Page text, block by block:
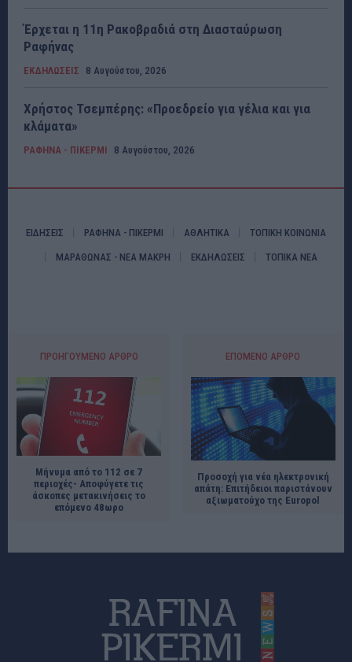
Έρχεται η 11η Ρακοβραδιά στη Διασταύρωση
Ραφήνας
ΕΚΔΗΛΩΣΕΙΣ 8 Αυγούστου, 2026
Χρήστος Τσεμπέρης: «Προεδρείο για γέλια και για
κλάματα»
ΡΑΦΗΝΑ - ΠΙΚΕΡΜΙ 8 Αυγούστου, 2026
ΕΙΔΗΣΕΙΣ ΡΑΦΗΝΑ - ΠΙΚΕΡΜΙ ΑΘΛΗΤΙΚΑ ΤΟΠΙΚΗ ΚΟΙΝΩΝΙΑ
ΜΑΡΑΘΩΝΑΣ - ΝΕΑ ΜΑΚΡΗ ΕΚΔΗΛΩΣΕΙΣ ΤΟΠΙΚΑ ΝΕΑ
ΠΡΟΗΓΟΎΜΕΝΟ ΆΡΘΡΟ
Μήνυμα από το 112 σε 7
περιοχές- Αποφύγετε τις
άσκοπες μετακινήσεις το
επόμενο 48ωρο
ΕΠΌΜΕΝΟ ΆΡΘΡΟ
Προσοχή για νέα ηλεκτρονική
απάτη: Επιτήδειοι παριστάνουν
αξιωματούχο της Europol